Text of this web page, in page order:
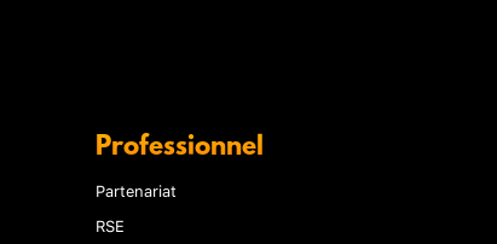
Professionnel
Partenariat
RSE